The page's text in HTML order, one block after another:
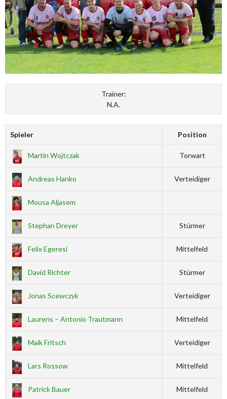
Trainer:
N.A.
Spieler Position
Martin Wojtczak Torwart
Andreas Hanko Verteidiger
Mousa Aljasem
Stephan Dreyer Stürmer
Felix Egeresi Mittelfeld
David Richter Stürmer
Jonas Scewczyk Verteidiger
Laurens – Antonio Trautmann Mittelfeld
Maik Fritsch Verteidiger
Lars Rossow Mittelfeld
Patrick Bauer Mittelfeld